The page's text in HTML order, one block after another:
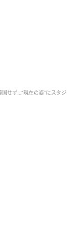
ること。「自
せず…“現在の姿”にスタジ